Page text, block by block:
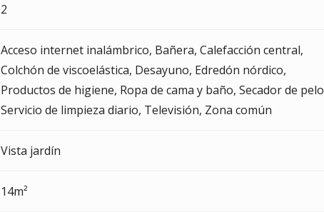
2
Acceso internet inalámbrico, Bañera, Calefacción central,
Colchón de viscoelástica, Desayuno, Edredón nórdico,
Productos de higiene, Ropa de cama y baño, Secador de pelo
Servicio de limpieza diario, Televisión, Zona común
Vista jardín
14m²